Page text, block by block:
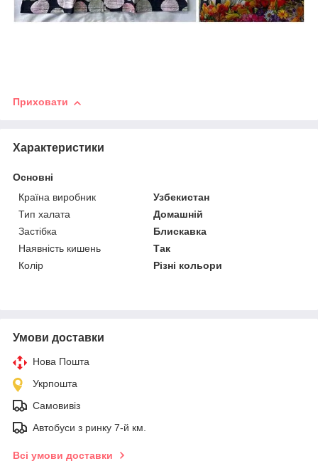
Приховати
Характеристики
Основні
Країна виробник
Узбекистан
Тип халата
Домашній
Застібка
Блискавка
Наявність кишень
Так
Колір
Різні кольори
Умови доставки
Нова Пошта
Укрпошта
Самовивіз
Автобуси з ринку 7-й км.
Всі умови доставки